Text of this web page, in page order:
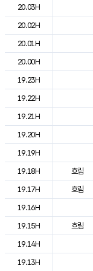
20.03H
20.02H
20.01H
20.00H
19.23H
19.22H
19.21H
19.20H
19.19H
19.18H
흐림
19.17H
흐림
19.16H
19.15H
흐림
19.14H
19.13H